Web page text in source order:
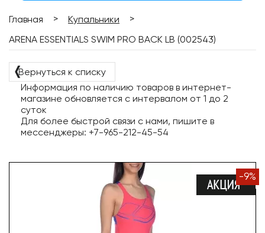
Главная > Купальники
>
ARENA ESSENTIALS SWIM PRO BACK LB (002543)
❬Вернуться к списку
Информация по наличию товаров в интернет-
магазине обновляется с интервалом от 1 до 2
суток
Для более быстрой связи с нами, пишите в
мессенджеры: +7-965-212-45-54
-9%